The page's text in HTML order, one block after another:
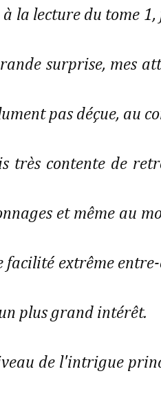
à la lecture du tome 1,
surprise, mes
pas déçue, au
très contente de
et même au
facilité extrême
plus grand intérêt.
de l'intrigue